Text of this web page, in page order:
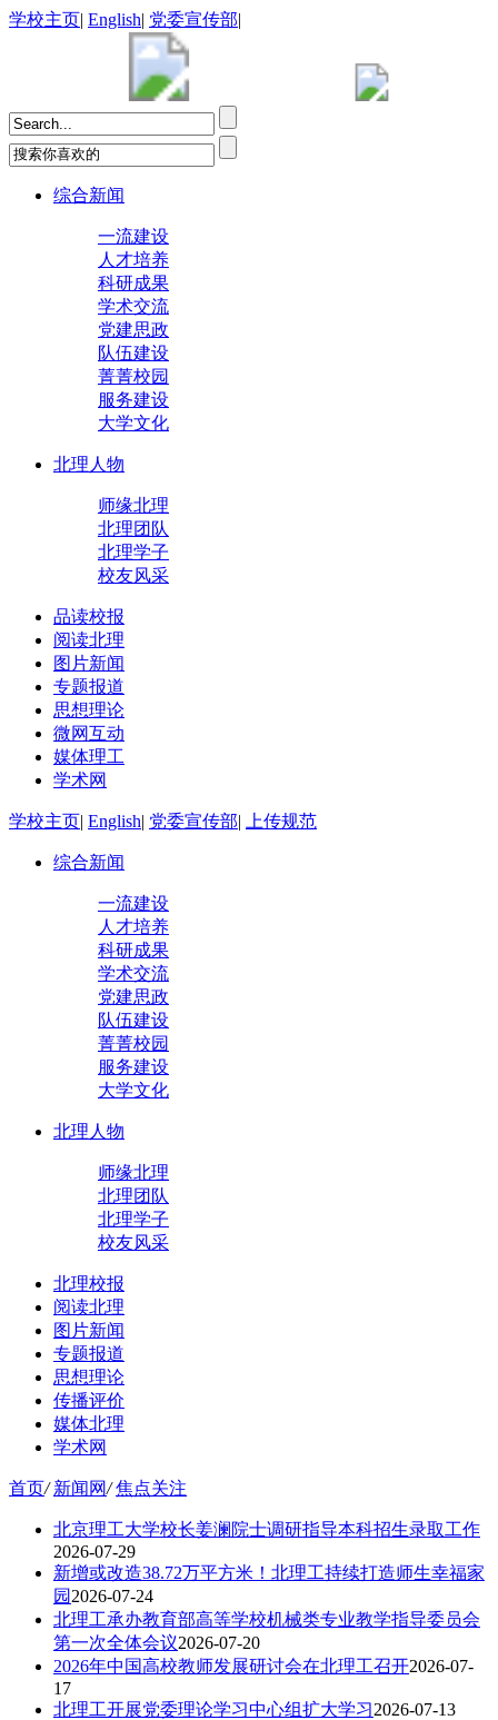
学校主页| English| 党委宣传部|
综合新闻
一流建设
人才培养
科研成果
学术交流
党建思政
队伍建设
菁菁校园
服务建设
大学文化
北理人物
师缘北理
北理团队
北理学子
校友风采
品读校报
阅读北理
图片新闻
专题报道
思想理论
微网互动
媒体理工
学术网
学校主页| English| 党委宣传部| 上传规范
综合新闻
一流建设
人才培养
科研成果
学术交流
党建思政
队伍建设
菁菁校园
服务建设
大学文化
北理人物
师缘北理
北理团队
北理学子
校友风采
北理校报
阅读北理
图片新闻
专题报道
思想理论
传播评价
媒体北理
学术网
首页/ 新闻网/ 焦点关注
北京理工大学校长姜澜院士调研指导本科招生录取工作
2026-07-29
新增或改造38.72万平方米！北理工持续打造师生幸福家
园 2026-07-24
北理工承办教育部高等学校机械类专业教学指导委员会
第一次全体会议2026-07-20
2026年中国高校教师发展研讨会在北理工召开2026-07-
17
北理工开展党委理论学习中心组扩大学习2026-07-13